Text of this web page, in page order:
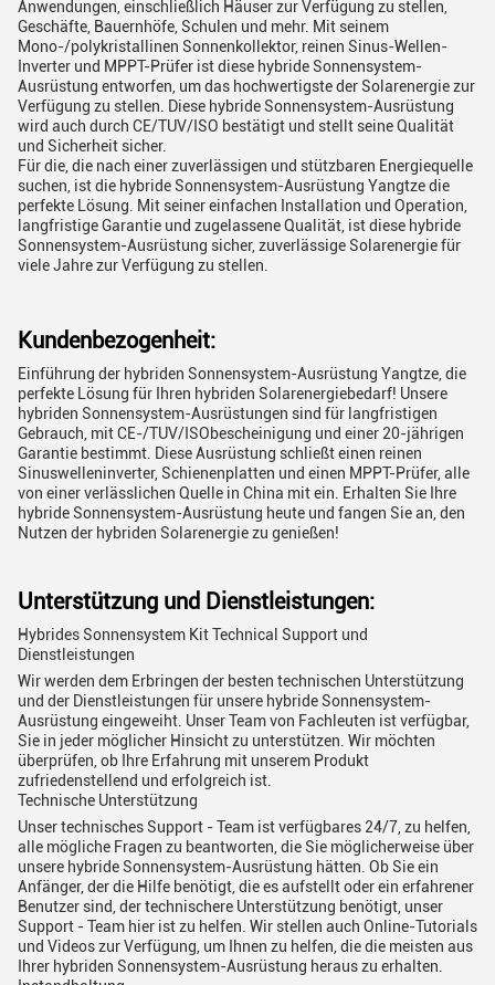
Anwendungen, einschließlich Häuser zur Verfügung zu stellen,
Geschäfte, Bauernhöfe, Schulen und mehr. Mit seinem
Mono-/polykristallinen Sonnenkollektor, reinen Sinus-Wellen-
Inverter und MPPT-Prüfer ist diese hybride Sonnensystem-
Ausrüstung entworfen, um das hochwertigste der Solarenergie zur
Verfügung zu stellen. Diese hybride Sonnensystem-Ausrüstung
wird auch durch CE/TUV/ISO bestätigt und stellt seine Qualität
und Sicherheit sicher.
Für die, die nach einer zuverlässigen und stützbaren Energiequelle
suchen, ist die hybride Sonnensystem-Ausrüstung Yangtze die
perfekte Lösung. Mit seiner einfachen Installation und Operation,
langfristige Garantie und zugelassene Qualität, ist diese hybride
Sonnensystem-Ausrüstung sicher, zuverlässige Solarenergie für
viele Jahre zur Verfügung zu stellen.
Kundenbezogenheit:
Einführung der hybriden Sonnensystem-Ausrüstung Yangtze, die
perfekte Lösung für Ihren hybriden Solarenergiebedarf! Unsere
hybriden Sonnensystem-Ausrüstungen sind für langfristigen
Gebrauch, mit CE-/TUV/ISObescheinigung und einer 20-jährigen
Garantie bestimmt. Diese Ausrüstung schließt einen reinen
Sinuswelleninverter, Schienenplatten und einen MPPT-Prüfer, alle
von einer verlässlichen Quelle in China mit ein. Erhalten Sie Ihre
hybride Sonnensystem-Ausrüstung heute und fangen Sie an, den
Nutzen der hybriden Solarenergie zu genießen!
Unterstützung und Dienstleistungen:
Hybrides Sonnensystem Kit Technical Support und
Dienstleistungen
Wir werden dem Erbringen der besten technischen Unterstützung
und der Dienstleistungen für unsere hybride Sonnensystem-
Ausrüstung eingeweiht. Unser Team von Fachleuten ist verfügbar,
Sie in jeder möglicher Hinsicht zu unterstützen. Wir möchten
überprüfen, ob Ihre Erfahrung mit unserem Produkt
zufriedenstellend und erfolgreich ist.
Technische Unterstützung
Unser technisches Support - Team ist verfügbares 24/7, zu helfen,
alle mögliche Fragen zu beantworten, die Sie möglicherweise über
unsere hybride Sonnensystem-Ausrüstung hätten. Ob Sie ein
Anfänger, der die Hilfe benötigt, die es aufstellt oder ein erfahrener
Benutzer sind, der technischere Unterstützung benötigt, unser
Support - Team hier ist zu helfen. Wir stellen auch Online-Tutorials
und Videos zur Verfügung, um Ihnen zu helfen, die die meisten aus
Ihrer hybriden Sonnensystem-Ausrüstung heraus zu erhalten.